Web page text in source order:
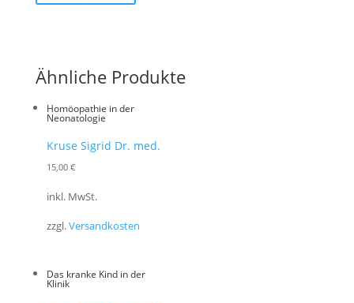
Ähnliche Produkte
Homöopathie in der
Neonatologie
Kruse Sigrid Dr. med.
15,00 €
inkl. MwSt.
zzgl.Versandkosten
Das kranke Kind in der
Klinik